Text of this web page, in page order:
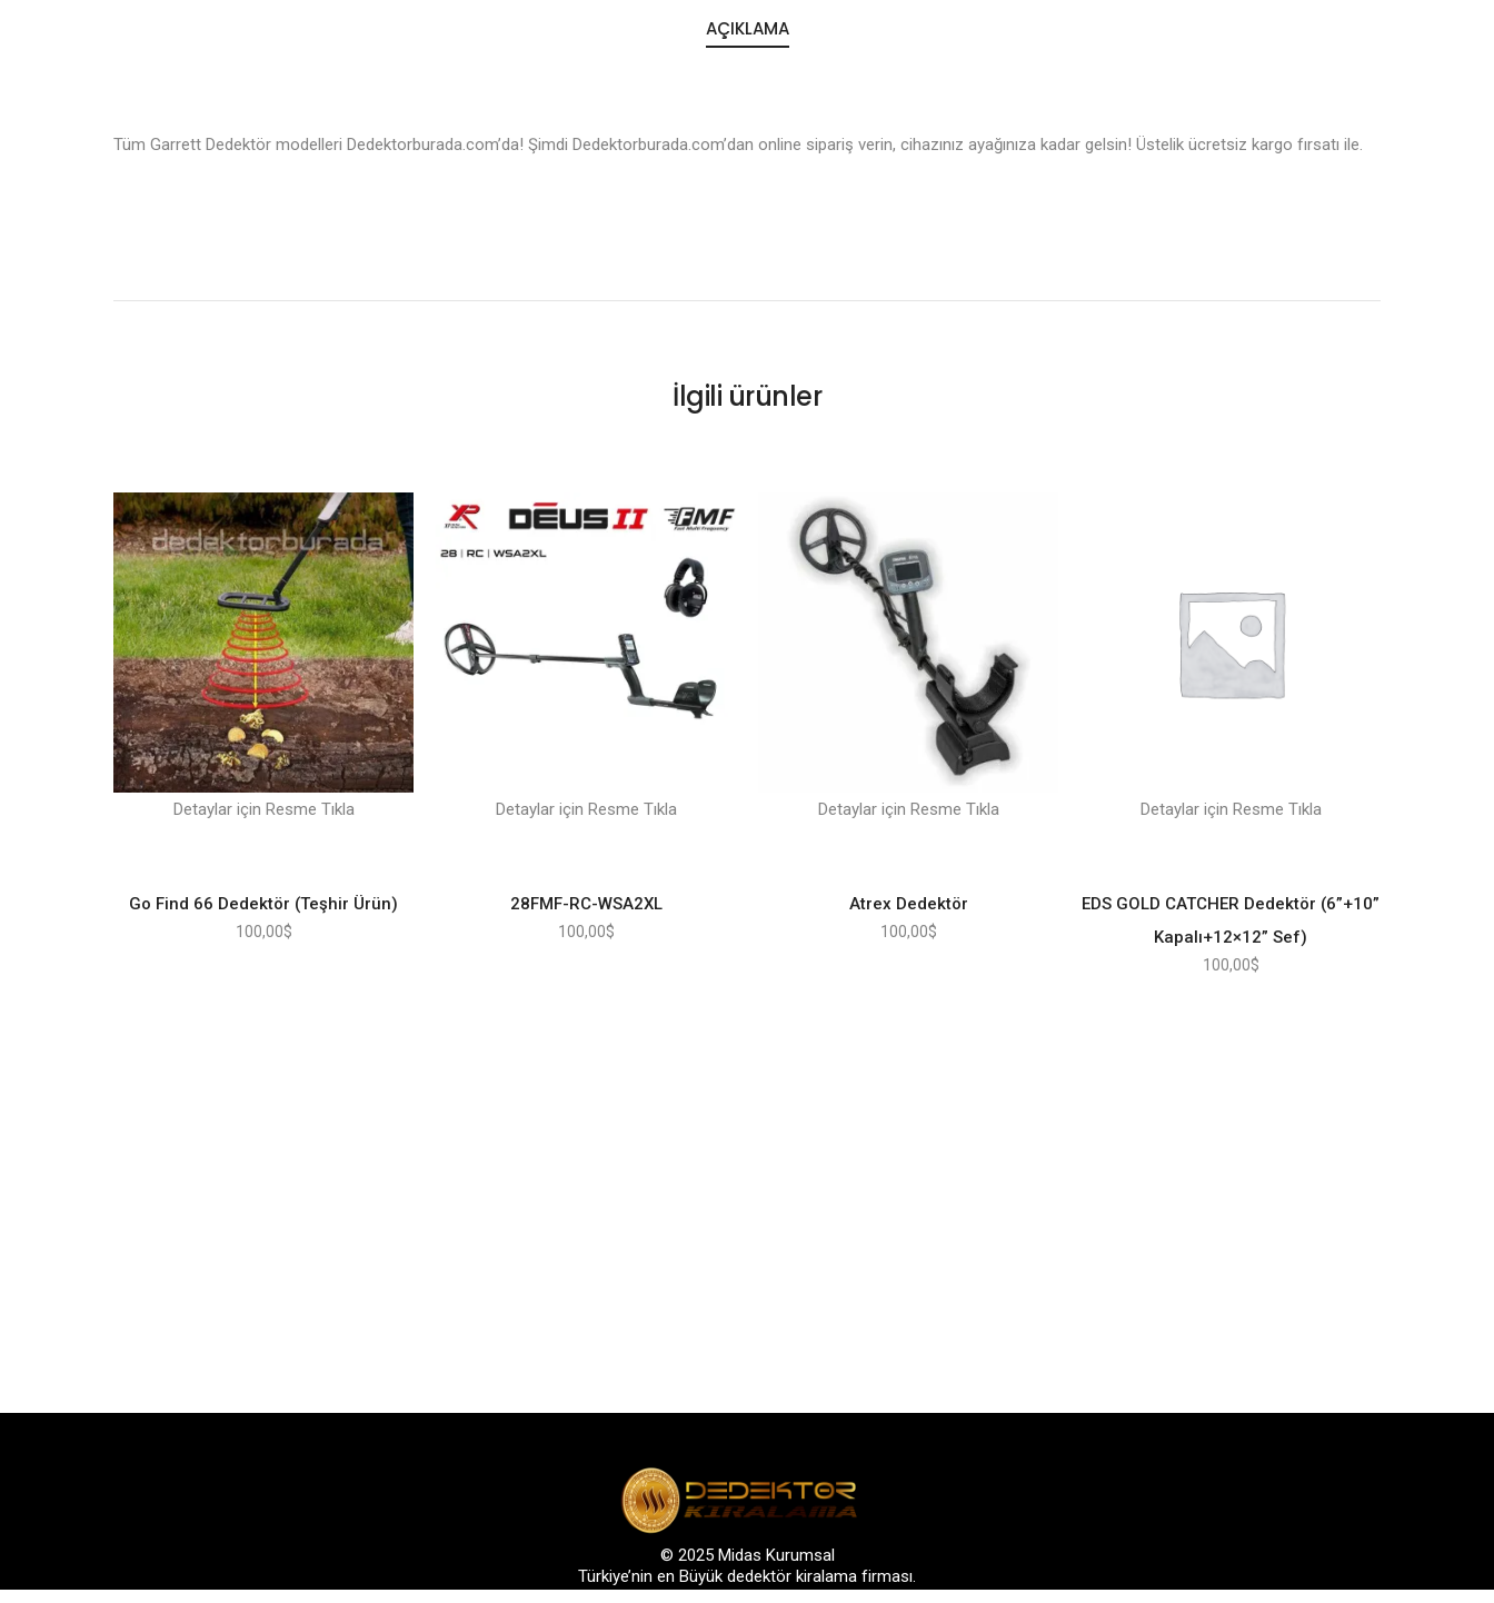
AÇIKLAMA
Tüm Garrett Dedektör modelleri Dedektorburada.com’da! Şimdi Dedektorburada.com’dan online sipariş verin, cihazınız ayağınıza kadar gelsin! Üstelik ücretsiz kargo fırsatı ile.
İlgili ürünler
Detaylar için Resme Tıkla
Go Find 66 Dedektör (Teşhir Ürün)
100,00$
Detaylar için Resme Tıkla
28FMF-RC-WSA2XL
100,00$
Detaylar için Resme Tıkla
Atrex Dedektör
100,00$
Detaylar için Resme Tıkla
EDS GOLD CATCHER Dedektör (6”+10”
Kapalı+12×12” Sef)
100,00$
© 2025 Midas Kurumsal
Türkiye’nin en Büyük dedektör kiralama firması.